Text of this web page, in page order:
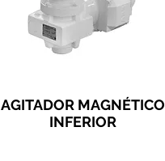
AGITADOR MAGNÉTICO
INFERIOR